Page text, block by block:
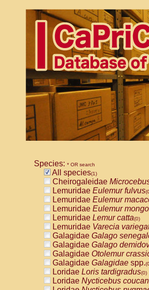
Species: * OR search
All species(1)
Cheirogaleidae
Lemuridae Eulemur fulvus
Lemuridae Eulemur
Lemuridae Eulemur
Lemuridae Lemur catta(0)
Lemuridae Varecia
Galagidae Galago
Galagidae Galago
Galagidae Otolemur
Galagidae Galagidae spp.
Loridae Loris tardigradus(0)
Loridae Nycticebus